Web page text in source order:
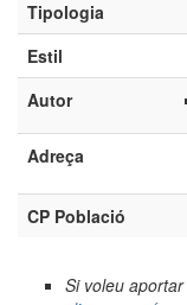
Tipologia
Estil
Autor
Adreça